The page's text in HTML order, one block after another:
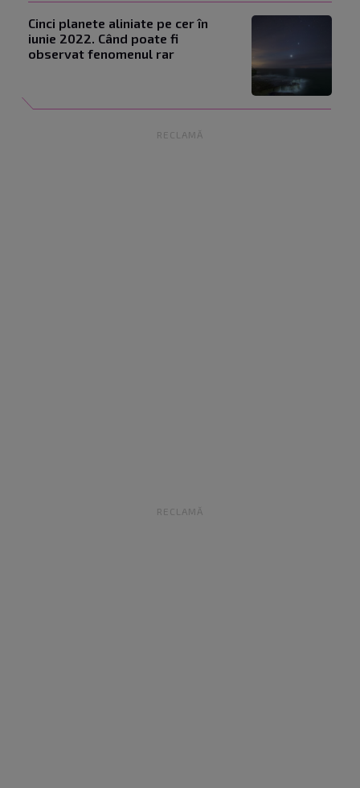
Cinci planete aliniate pe cer în
iunie 2022. Când poate fi
observat fenomenul rar
RECLAMĂ
RECLAMĂ